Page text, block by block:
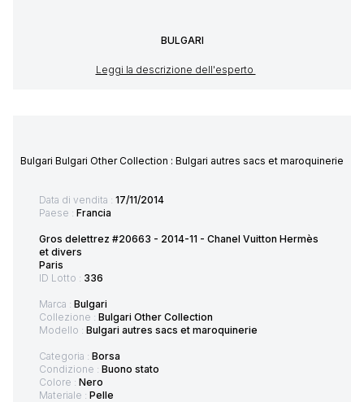
BULGARI
Leggi la descrizione dell'esperto
Bulgari Bulgari Other Collection : Bulgari autres sacs et maroquinerie
Data di vendita : 17/11/2014
Paese : Francia
Gros delettrez #20663 - 2014-11 - Chanel Vuitton Hermès
et divers
Paris
ID Lotto : 336
Marca : Bulgari
Collezione : Bulgari Other Collection
Modello : Bulgari autres sacs et maroquinerie
Categoria : Borsa
Condizione : Buono stato
Colore : Nero
Materiale : Pelle